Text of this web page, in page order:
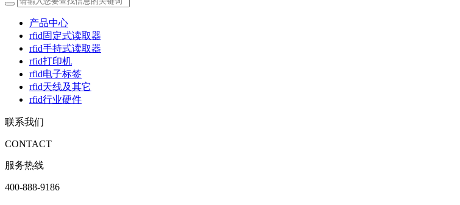
产品中心
rfid固定式读取器
rfid手持式读取器
rfid打印机
rfid电子标签
rfid天线及其它
rfid行业硬件
联系我们
CONTACT
服务热线
400-888-9186